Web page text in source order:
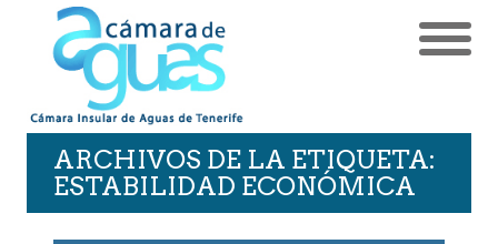
ARCHIVOS DE LA ETIQUETA:
ESTABILIDAD ECONÓMICA